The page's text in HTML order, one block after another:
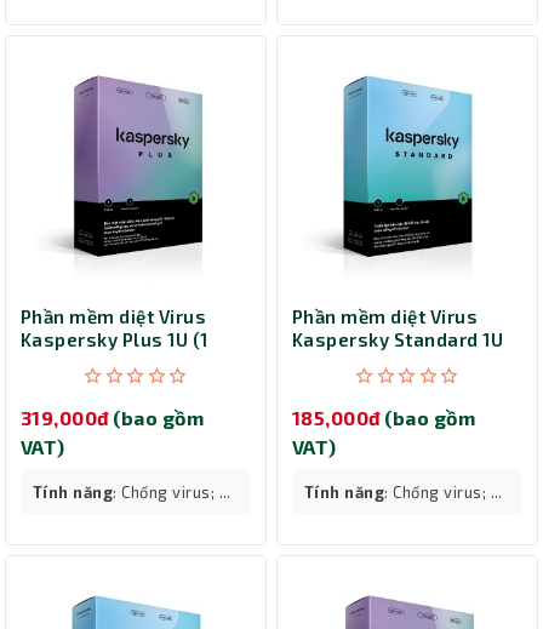
Phần mềm diệt Virus
Kaspersky Plus 1U (1
319,000đ (bao gồm
VAT)
Tính năng: Chống virus; ...
Phần mềm diệt Virus
Kaspersky Standard 1U
185,000đ (bao gồm
VAT)
Tính năng: Chống virus; ...